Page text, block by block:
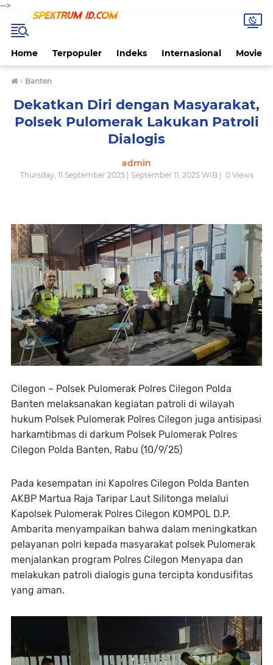
-->
Home Terpopuler Indeks Internasional Movie
› Banten
Dekatkan Diri dengan Masyarakat,
Polsek Pulomerak Lakukan Patroli
Dialogis
admin
Thursday, 11 September 2025 | September 11, 2025 WIB | 0Views
Cilegon ~ Polsek Pulomerak Polres Cilegon Polda
Banten melaksanakan kegiatan patroli di wilayah
hukum Polsek Pulomerak Polres Cilegon juga antisipasi
harkamtibmas di darkum Polsek Pulomerak Polres
Cilegon Polda Banten, Rabu (10/9/25)
Pada kesempatan ini Kapolres Cilegon Polda Banten
AKBP Martua Raja Taripar Laut Silitonga melalui
Kapolsek Pulomerak Polres Cilegon KOMPOL D.P.
Ambarita menyampaikan bahwa dalam meningkatkan
pelayanan polri kepada masyarakat polsek Pulomerak
menjalankan program Polres Cilegon Menyapa dan
melakukan patroli dialogis guna tercipta kondusifitas
yang aman.